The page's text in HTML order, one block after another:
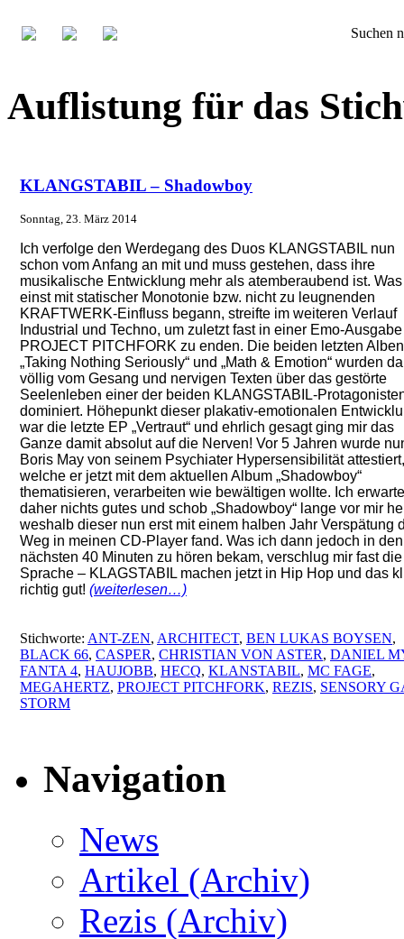
Suchen
Auflistung für das
KLANGSTABIL – Shadowboy
Sonntag, 23. März 2014
Ich verfolge den Werdegang des Duos KLANGSTABIL nun
schon vom Anfang an mit und muss gestehen, dass ihre
musikalische Entwicklung mehr als atemberaubend ist. Was
einst mit statischer Monotonie bzw. nicht zu leugnenden
KRAFTWERK-Einfluss begann, streifte im weiteren Verlauf
Industrial und Techno, um zuletzt fast in einer Emo-
PROJECT PITCHFORK zu enden. Die beiden letzten Alben
„Taking Nothing Seriously“ und „Math & Emotion“ wurden
völlig vom Gesang und nervigen Texten über das gestörte
Seelenleben einer der beiden KLANGSTABIL-
dominiert. Höhepunkt dieser plakativ-emotionalen
war die letzte EP „Vertraut“ und ehrlich gesagt ging mir das
Ganze damit absolut auf die Nerven! Vor 5 Jahren wurde
Boris May von seinem Psychiater Hypersensibilität attestiert,
welche er jetzt mit dem aktuellen Album „Shadowboy“
thematisieren, verarbeiten wie bewältigen wollte. Ich
daher nichts gutes und schob „Shadowboy“ lange vor mir
weshalb dieser nun erst mit einem halben Jahr Verspätung
Weg in meinen CD-Player fand. Was ich dann jedoch in den
nächsten 40 Minuten zu hören bekam, verschlug mir fast die
Sprache – KLAGSTABIL machen jetzt in Hip Hop und das
richtig gut! (weiterlesen…)
Stichworte: ANT-ZEN, ARCHITECT, BEN LUKAS BOYSEN,
BLACK 66, CASPER, CHRISTIAN VON ASTER, DANIEL
FANTA 4, HAUJOBB, HECQ, KLANSTABIL, MC FAGE,
MEGAHERTZ, PROJECT PITCHFORK, REZIS, SENSORY
STORM
Navigation
News
Artikel (Archiv)
Rezis (Archiv)